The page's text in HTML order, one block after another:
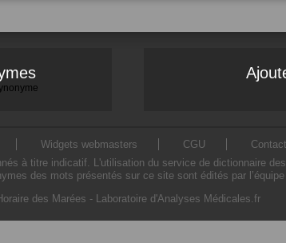
Widgets webmasters CGU Contact
à titre indicatif. L'utilisation du service de dictionnaire
des mots présentés sur ce site sont édités par
des Marées - Laboratoire d'Analyses Médicales.fr